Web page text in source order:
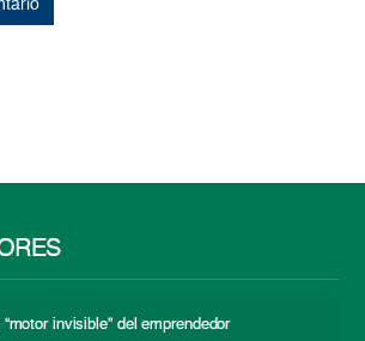
invisible” del emprendedor